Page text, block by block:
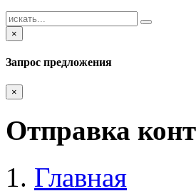
×
Запрос предложения
×
Отправка
Главная